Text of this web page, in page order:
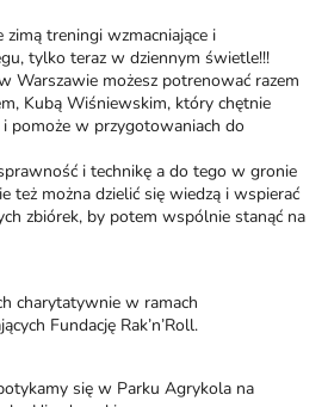
treningi wzmacniające i
tylko teraz w dziennym świetle!!!
Warszawie możesz potrenować razem
Kubą Wiśniewskim, który chętnie
pomoże w przygotowaniach do
i technikę a do tego w gronie
też można dzielić się wiedzą i wspierać
zbiórek, by potem wspólnie stanąć na
charytatywnie w ramach
Fundację Rak’n’Roll.
się w Parku Agrykola na